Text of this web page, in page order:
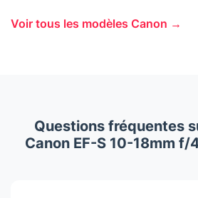
Voir tous les modèles Canon →
Questions fréquentes
Canon EF-S 10-18mm f/